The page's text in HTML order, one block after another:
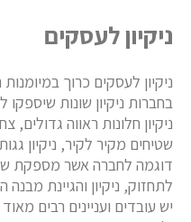
ניקיון לעסקים
ניקיון לעסקים כרוך
בחברות ניקיון שונות
ניקיון חלונות ראווה גדולים,
שטיחים מקיר לקיר, ניקיון
דוגמה לחברה אשר מספקת
לתחזוק, ניקיון והגיינת
יש עובדים ועניינים רבים